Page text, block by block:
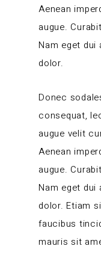
Aenean
augue.
Nam eget dui
dolor.
Donec
consequat,
augue velit
Aenean
augue.
Nam eget dui
dolor. Etiam
faucibus
mauris sit